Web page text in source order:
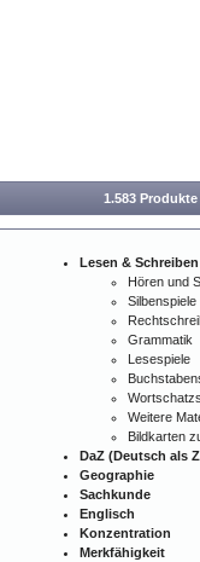
1.583
Lesen & Schreiben
Hören und
Silbenspiele
Grammatik
Lesespiele
Weitere
Bildkarten
DaZ (Deutsch als
Geographie
Sachkunde
Englisch
Konzentration
Merkfähigkeit